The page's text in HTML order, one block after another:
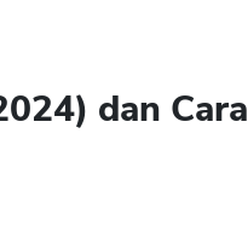
dan Cara